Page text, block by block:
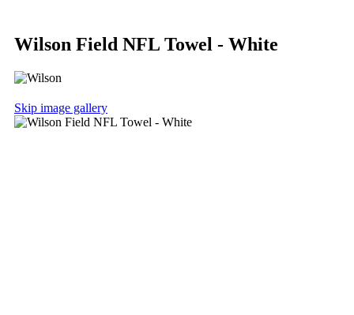
Wilson Field NFL Towel - White
Skip image gallery